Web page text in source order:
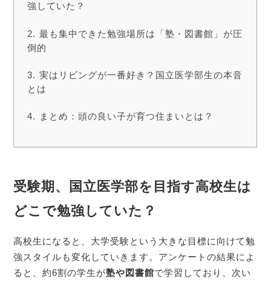
強していた？
最も集中できた勉強場所は「塾・図書館」が圧
倒的
実はリビングが一番好き？国立医学部生の本音
とは
まとめ：頭の良い子が育つ住まいとは？
受験期、国立医学部を目指す高校生は
どこで勉強していた？
高校生になると、大学受験という大きな目標に向けて勉
強スタイルも変化していきます。アンケートの結果によ
ると、約6割の学生が塾や図書館で学習しており、次い